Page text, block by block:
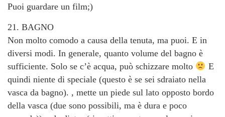
Puoi guardare un film;)
21. BAGNO
Non molto comodo a causa della tenuta, ma puoi. E in
diversi modi. In generale, quanto volume del bagno è
sufficiente. Solo se c’è acqua, può schizzare molto
E
quindi niente di speciale (questo è se sei sdraiato nella
vasca da bagno). , mette un piede sul lato opposto bordo
della vasca (due sono possibili, ma è dura e poco